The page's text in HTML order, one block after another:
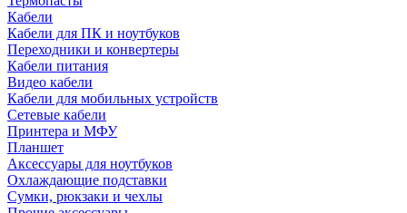
Кабели
Кабели для ПК и ноутбуков
Переходники и конвертеры
Кабели питания
Видео кабели
Кабели для мобильных устройств
Сетевые кабели
Принтера и МФУ
Планшет
Аксессуары для ноутбуков
Охлаждающие подставки
Сумки, рюкзаки и чехлы